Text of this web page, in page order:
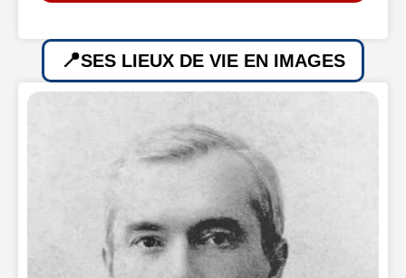
SES LIEUX DE VIE EN IMAGES